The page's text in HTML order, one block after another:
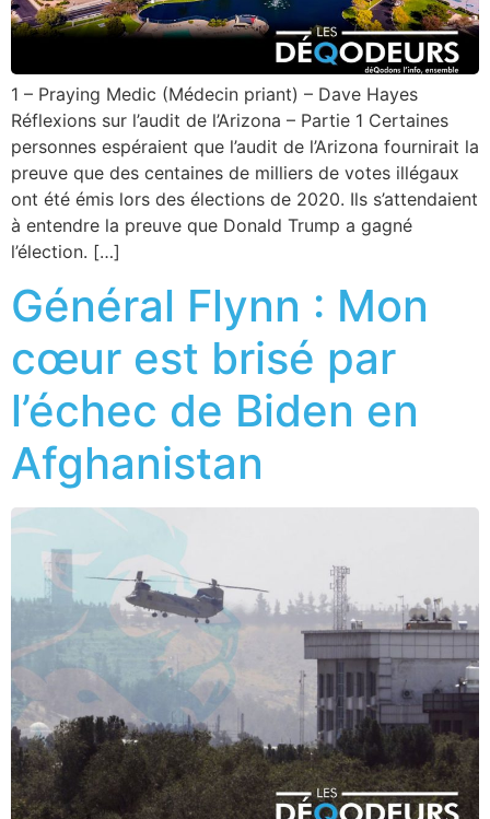
1 – Praying Medic (Médecin priant) – Dave Hayes
Réflexions sur l’audit de l’Arizona – Partie 1 Certaines
personnes espéraient que l’audit de l’Arizona fournirait la
preuve que des centaines de milliers de votes illégaux
ont été émis lors des élections de 2020. Ils s’attendaient
à entendre la preuve que Donald Trump a gagné
l’élection. […]
Général Flynn : Mon
cœur est brisé par
l’échec de Biden en
Afghanistan